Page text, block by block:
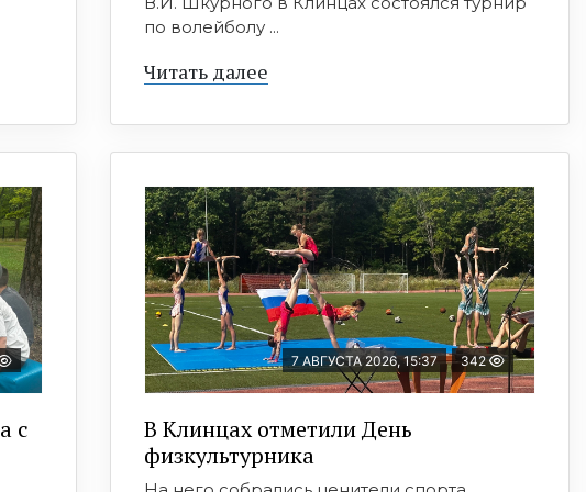
по волейболу ...
Читать далее
с
7 АВГУСТА 2026, 15:37 342
В Клинцах отметили День
физкультурника